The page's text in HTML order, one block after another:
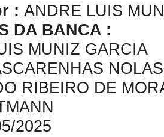
: ANDRE LUIS
DA BANCA :
MUNIZ GARCIA
RIBEIRO DE
2025